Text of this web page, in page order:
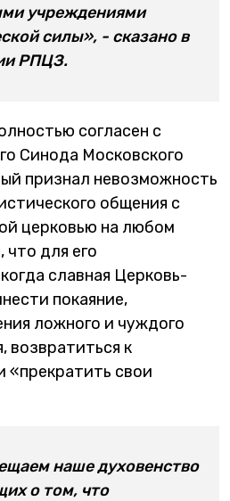
учреждениями
силы», - сказано в
РПЦЗ.
согласен с
Синода Московского
признал невозможность
общения с
церковью на любом
для его
славная Церковь-
покаяние,
ложного и чуждого
возвратиться к
«прекратить свои
наше духовенство
о том, что